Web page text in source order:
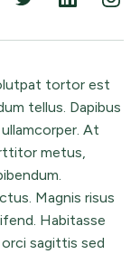
tortor est
tellus. Dapibus
At
metus,
Magnis risus
Habitasse
sagittis sed